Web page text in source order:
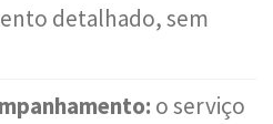
detalhado, sem
o serviço